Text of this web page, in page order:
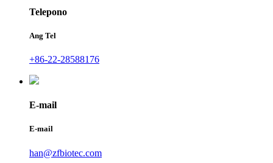
Telepono
Ang Tel
+86-22-28588176
E-mail
E-mail
han@zfbiotec.com